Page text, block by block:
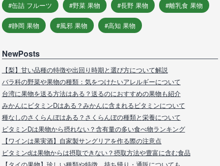
缶詰 フルーツ 野菜 果物 長野 果物 離乳食 果物
静岡 果物 風邪 果物 高知 果物
NewPosts
【梨】甘い品種の特徴や出回り時期と選び方について解説
バラ科の野菜や果物の種類：気をつけたいアレルギーについて
台湾に果物を送る方法はある？送るのにおすすめの果物も紹介
みかんにビタミンDはある？みかんに含まれるビタミンについて
種なしのさくらんぼはある？さくらんぼの種類と栄養について
ビタミンDは果物から摂れない？含有量の多い食べ物ランキング
【ワインは果実酒】自家製サングリアを作る際の注意点
ビタミンdは果物からは摂取できない？摂取方法や豊富に含む食品